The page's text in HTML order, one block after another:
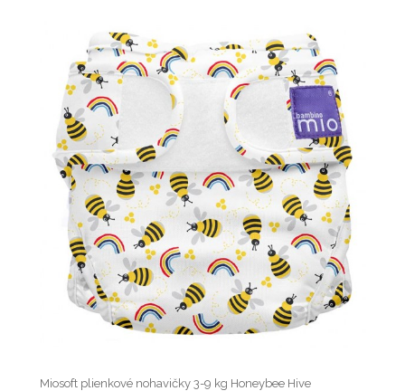
Miosoft plienkové nohavičky 3-9 kg Honeybee Hive